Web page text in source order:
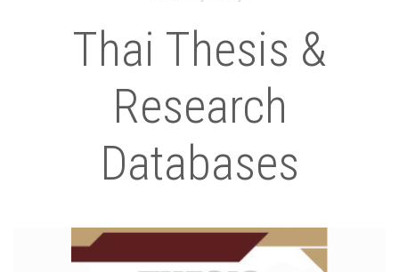
Thai Thesis &
Research
Databases